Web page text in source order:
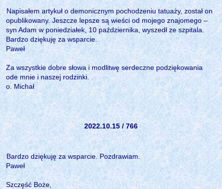
Napisałem artykuł o demonicznym pochodzeniu tatuaży, został on
opublikowany. Jeszcze lepsze są wieści od mojego znajomego –
syn Adam w poniedziałek, 10 października, wyszedł ze szpitala.
Bardzo dziękuję za wsparcie.
Paweł
Za wszystkie dobre słowa i modlitwę serdeczne podziękowania
ode mnie i naszej rodzinki.
o. Michał
2022.10.15 / 766
Bardzo dziękuję za wsparcie. Pozdrawiam.
Paweł
Szczęść Boże,